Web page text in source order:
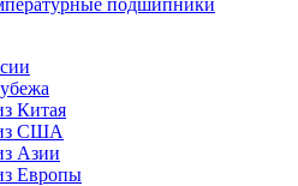
подшипники
Китая
США
Азии
Европы